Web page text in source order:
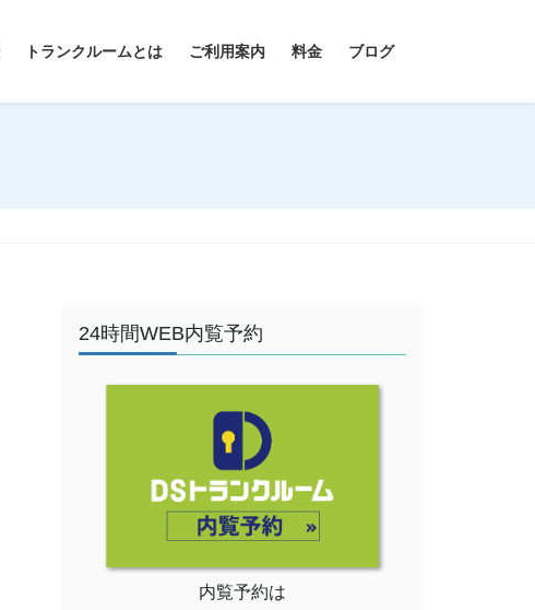
トランクルームとは ご利用案内 料金 ブログ
24時間WEB内覧予約
内覧予約は